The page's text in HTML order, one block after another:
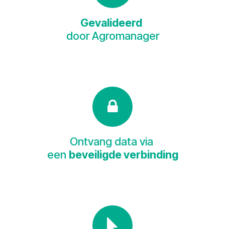
Gevalideerd
door Agromanager
Ontvang data via
een beveiligde verbinding